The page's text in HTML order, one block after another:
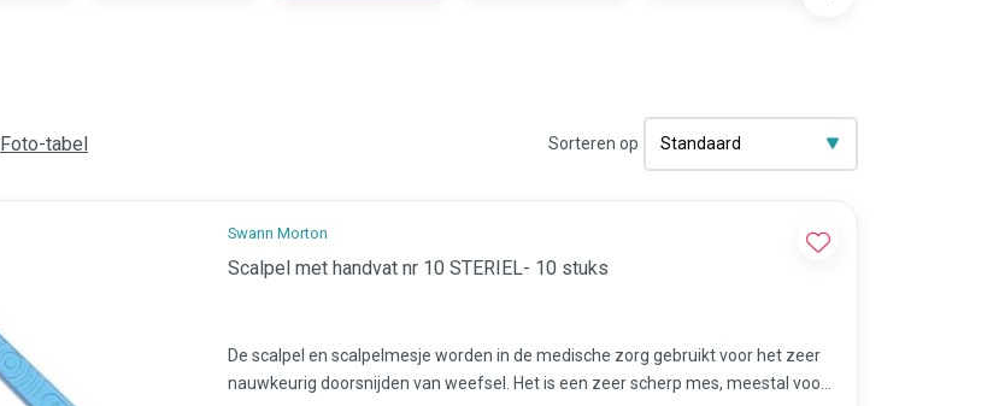
Foto-tabel Sorteren op
Swann Morton
Scalpel met handvat nr 10 STERIEL- 10 stuks
De scalpel en scalpelmesje worden in de medische zorg gebruikt voor het zeer
nauwkeurig doorsnijden van weefsel. Het is een zeer scherp mes, meestal voor